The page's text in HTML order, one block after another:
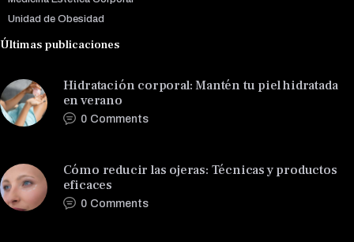
Unidad de Obesidad
Últimas publicaciones
Hidratación corporal: Mantén tu piel hidratada
en verano
0 Comments
Cómo reducir las ojeras: Técnicas y productos
eficaces
0 Comments